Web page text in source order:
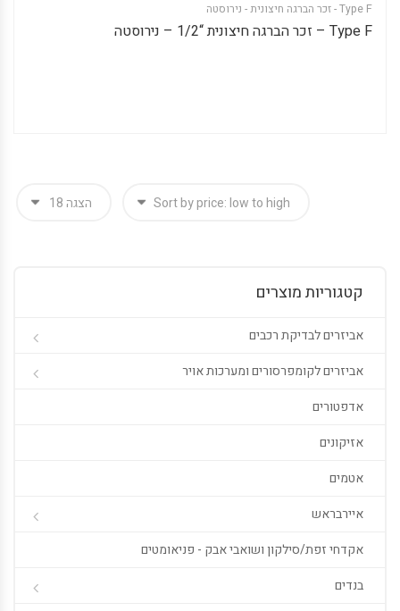
Type F - זכר הברגה חיצונית - נירוסטה
Type F – זכר הברגה חיצונית “1/2 – נירוסטה
קטגוריות מוצרים
אביזרים לבדיקת רכבים
אביזרים לקומפרסורים ומערכות אויר
אדפטורים
אזיקונים
אטמים
איירבראש
אקדחי זפת/סילקון ושואבי אבק - פניאומטים
בנדים